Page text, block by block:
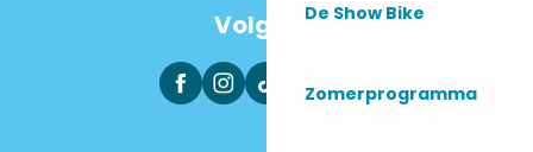
De Show Bike
Zomerprogramma
Volg ons